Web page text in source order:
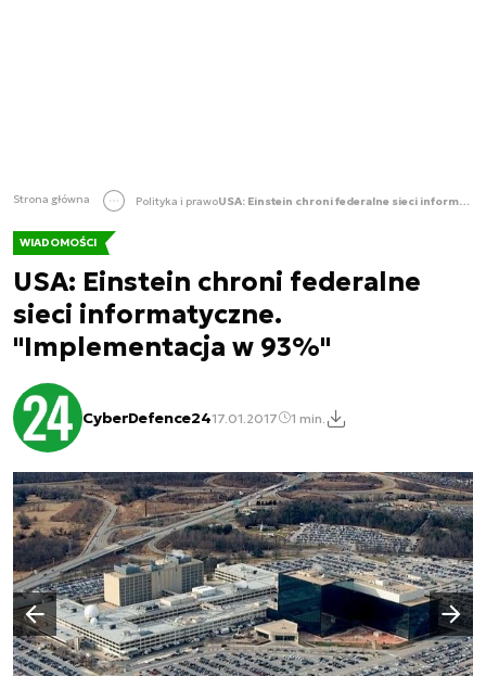
Strona główna Polityka i prawo USA: Einstein chroni federalne sieci informatyczne. "Implementacja w 93%"
WIADOMOŚCI
USA: Einstein chroni federalne
sieci informatyczne.
"Implementacja w 93%"
CyberDefence2417.01.2017 1 min.
Poprzedni slajd
Następny slajd